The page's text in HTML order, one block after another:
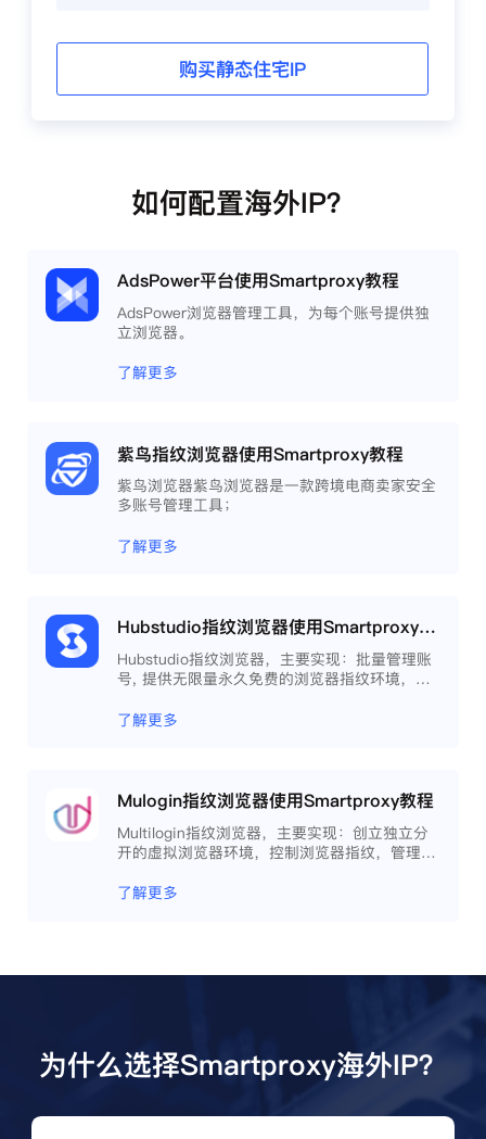
购买静态住宅IP
如何配置海外IP？
AdsPower平台使用Smartproxy教程
AdsPower浏览器管理工具，为每个账号提供独
立浏览器。
了解更多
紫鸟指纹浏览器使用Smartproxy教程
紫鸟浏览器紫鸟浏览器是一款跨境电商卖家安全
多账号管理工具；
了解更多
Hubstudio指纹浏览器使用Smartproxy教程
Hubstudio指纹浏览器，主要实现：批量管理账
号, 提供无限量永久免费的浏览器指纹环境，并
工作效率 。
了解更多
Mulogin指纹浏览器使用Smartproxy教程
Multilogin指纹浏览器，主要实现：创立独立分
开的虚拟浏览器环境，控制浏览器指纹，管理多
程，开发网络自动化等。
了解更多
为什么选择Smartproxy海外IP？